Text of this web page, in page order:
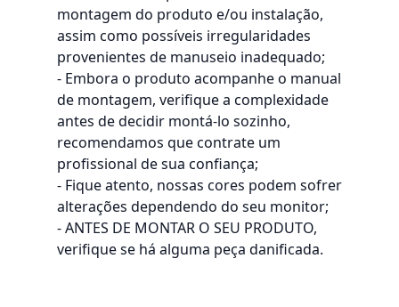
montagem do produto e/ou instalação,
assim como possíveis irregularidades
provenientes de manuseio inadequado;
- Embora o produto acompanhe o manual
de montagem, verifique a complexidade
antes de decidir montá-lo sozinho,
recomendamos que contrate um
profissional de sua confiança;
- Fique atento, nossas cores podem sofrer
alterações dependendo do seu monitor;
- ANTES DE MONTAR O SEU PRODUTO,
verifique se há alguma peça danificada.